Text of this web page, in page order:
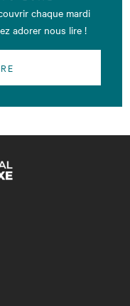
chaque mardi
adorer nous lire !